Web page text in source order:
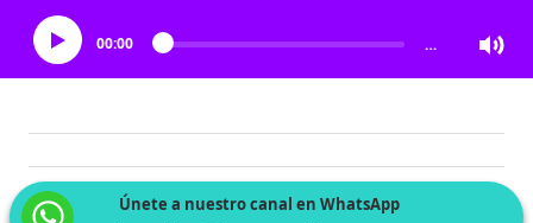
00:00 …
Únete a nuestro canal en WhatsApp